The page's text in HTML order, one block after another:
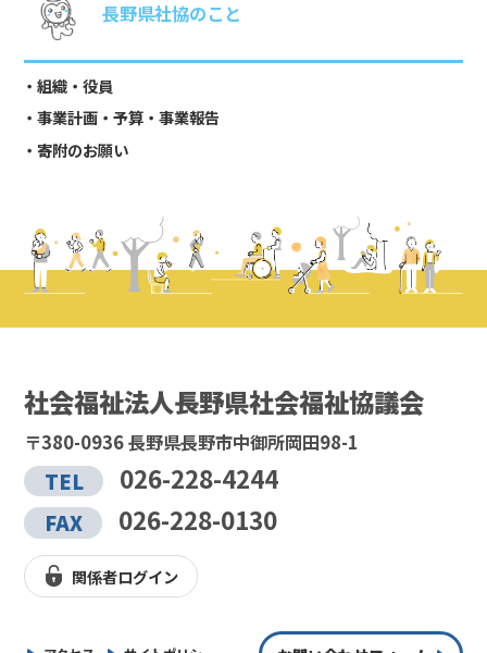
長野県社協のこと
組織・役員
事業計画・予算・事業報告
寄附のお願い
社会福祉法人長野県社会福祉協議会
〒380-0936 長野県長野市中御所岡田98-1
TEL 026-228-4244
FAX 026-228-0130
関係者ログイン